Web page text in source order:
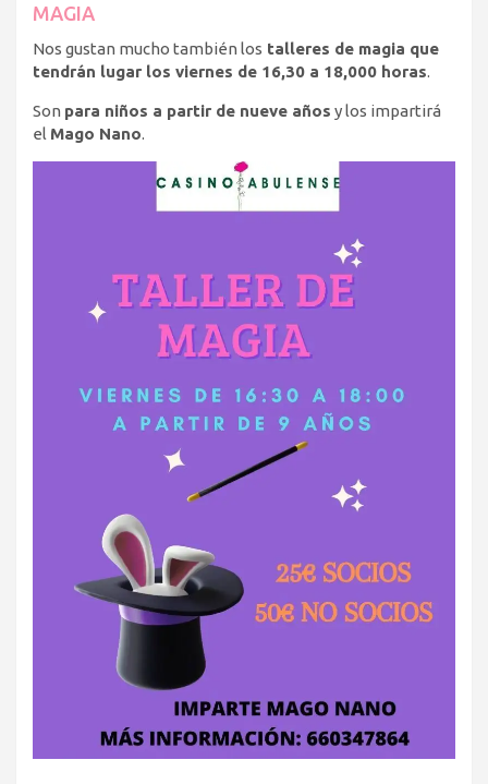
MAGIA
Nos gustan mucho también los talleres de magia que
tendrán lugar los viernes de 16,30 a 18,000 horas.
Son para niños a partir de nueve años y los impartirá
el Mago Nano.